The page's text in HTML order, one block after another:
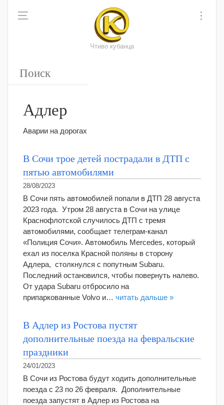
Чтиво кубанца
Адлер
Аварии на дорогах
В Сочи трое детей пострадали в ДТП с
пятью автомобилями
28/08/2023
В Сочи пять автомобилей попали в ДТП 28 августа
2023 года. Утром 28 августа в Сочи на улице
Краснофлотской случилось ДТП с тремя
автомобилями, сообщает телеграм-канал
«Полиция Сочи». Автомобиль Mercedes, который
ехал из поселка Красной поляны в сторону
Адлера, столкнулся с попутным Subaru.
Последний остановился, чтобы повернуть налево.
От удара Subaru отбросило на
припаркованные Volvo и… читать дальше »
В Адлер из Ростова пустят
дополнительные поезда на февральские
праздники
24/01/2023
В Сочи из Ростова будут ходить дополнительные
поезда с 23 по 26 февраля. Дополнительные
поезда запустят в Адлер из Ростова на